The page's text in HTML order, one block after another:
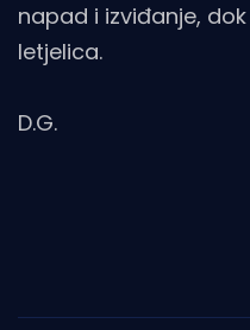
napad i izviđanje,
letjelica.
D.G.